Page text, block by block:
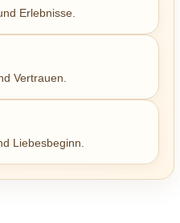
Erlebnisse.
Vertrauen.
Liebesbeginn.